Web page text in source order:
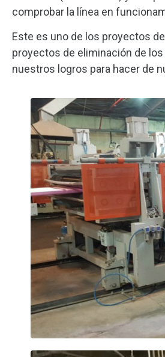
comprobar la línea en
Este es uno de los proyectos
proyectos de eliminación de
nuestros logros para hacer de